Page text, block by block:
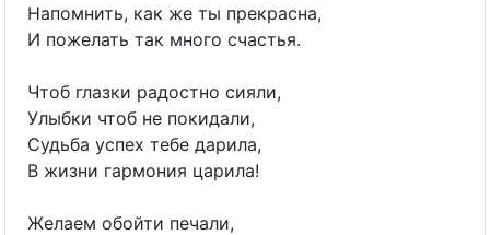
Напомнить, как же ты прекрасна,
И пожелать так много счастья.
Чтоб глазки радостно сияли,
Улыбки чтоб не покидали,
Судьба успех тебе дарила,
В жизни гармония царила!
Желаем обойти печали,